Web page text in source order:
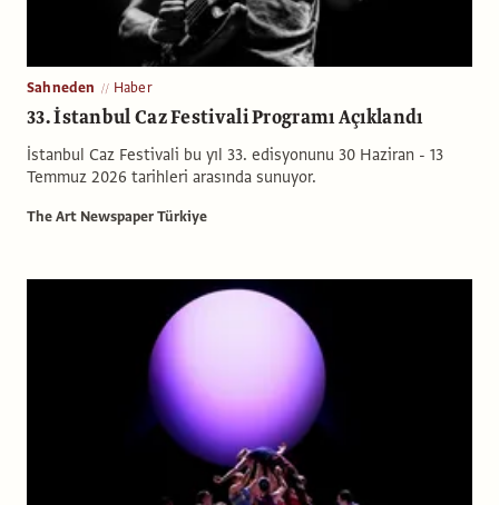
Sahneden Haber
33. İstanbul Caz Festivali Programı Açıklandı
İstanbul Caz Festivali bu yıl 33. edisyonunu 30 Haziran - 13
Temmuz 2026 tarihleri arasında sunuyor.
The Art Newspaper Türkiye